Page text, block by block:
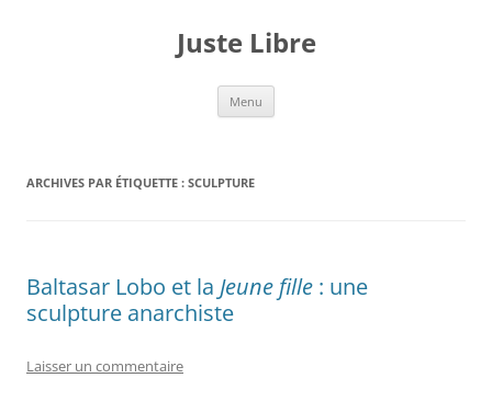
Juste Libre
Menu
ARCHIVES PAR ÉTIQUETTE : SCULPTURE
Baltasar Lobo et la Jeune fille : une
sculpture anarchiste
Laisser un commentaire